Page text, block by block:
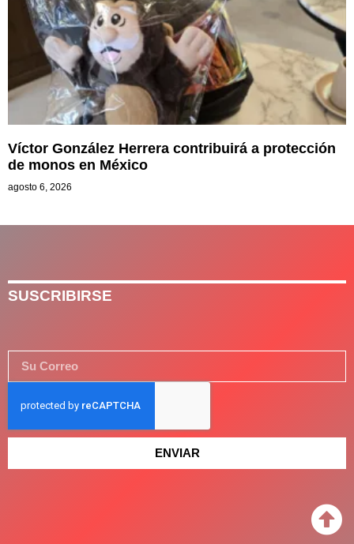
Víctor González Herrera contribuirá a protección
de monos en México
agosto 6, 2026
SUSCRIBIRSE
ENVIAR